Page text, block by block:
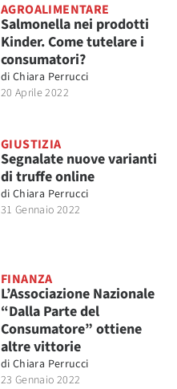
AGROALIMENTARE
Salmonella nei prodotti
Kinder. Come tutelare i
consumatori?
di Chiara Perrucci
20 Aprile 2022
GIUSTIZIA
Segnalate nuove varianti
di truffe online
di Chiara Perrucci
31 Gennaio 2022
FINANZA
L’Associazione Nazionale
“Dalla Parte del
Consumatore” ottiene
altre vittorie
di Chiara Perrucci
23 Gennaio 2022